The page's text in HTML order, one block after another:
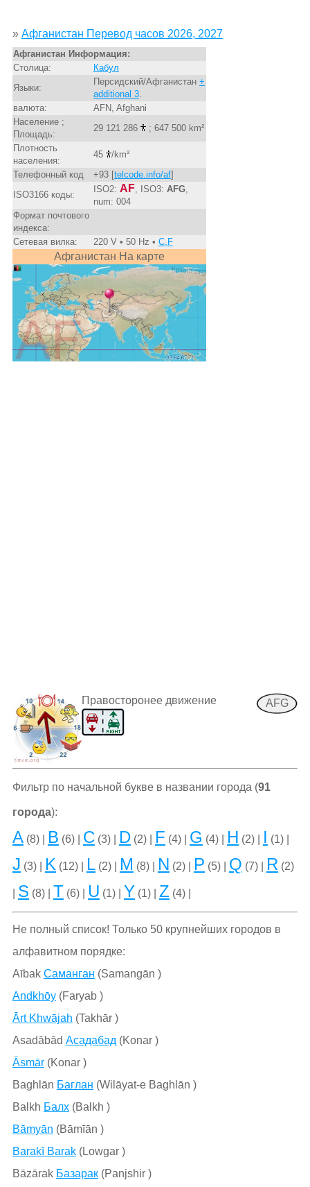
» Афганистан Перевод часов 2026, 2027
Афганистан Информация:
Столица:
Кабул
Языки:
Персидский/Афганистан +
additional 3.
валюта:
AFN, Afghani
Население ;
Площадь:
29 121 286
; 647 500 km²
Плотность
населения:
45
/km²
Телефонный код
+93 [telcode.info/af]
ISO3166 коды:
ISO2: AF, ISO3: AFG,
num: 004
Формат почтового
индекса:
Сетевая вилка:
220 V • 50 Hz • C,F
Афганистан На карте
AFG
Правосторонее движение
Фильтр по начальной букве в названии города (91
города):
A(8) | B (6) | C (3) | D(2) | F (4) | G (4) | H (2) | I (1) |
J (3) | K (12) | L(2) | M (8) | N (2) | P (5) | Q (7) | R (2)
S (8) | T (6) | U (1) | Y (1) | Z (4) |
Не полный список! Только 50 крупнейших городов в
алфавитном порядке:
Aībak Саманган (Samangān )
Andkhōy(Faryab )
Ārt Khwājah (Takhār )
Asadābād Асадабад (Konar )
Āsmār(Konar )
Baghlān Баглан (Wilāyat-e Baghlān )
Balkh Балх(Balkh )
Bāmyān (Bāmīān )
Barakī Barak(Lowgar )
Bāzārak Базарак(Panjshir )